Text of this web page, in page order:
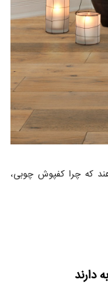
که چرا کفپوش چوبی،